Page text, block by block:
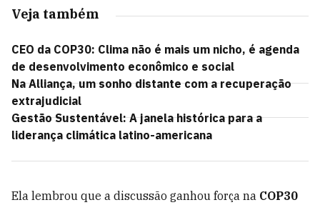
Veja também
CEO da COP30: Clima não é mais um nicho, é agenda
de desenvolvimento econômico e social
Na Alliança, um sonho distante com a recuperação
extrajudicial
Gestão Sustentável: A janela histórica para a
liderança climática latino-americana
Ela lembrou que a discussão ganhou força na COP30